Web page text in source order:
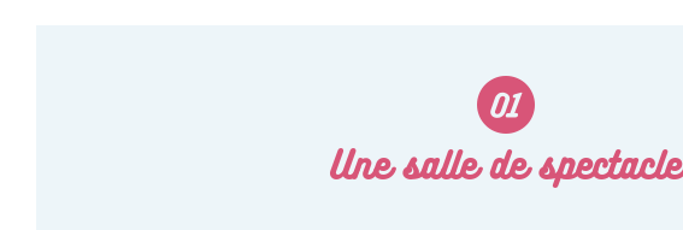
Une salle de spectacle